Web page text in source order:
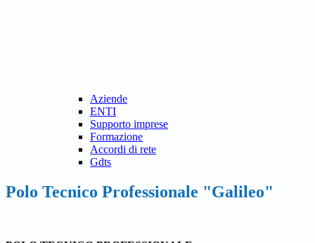
Aziende
ENTI
Supporto imprese
Formazione
Accordi di rete
Gdts
Polo Tecnico Professionale "Galileo"